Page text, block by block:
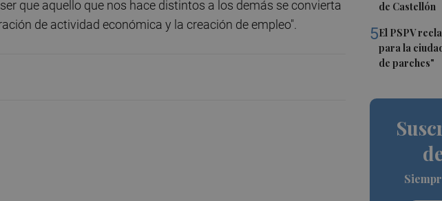
de Castellón
5El PSPV
para la
de parches"
que aquello que nos hace distintos a los demás se convierta
de actividad económica y la creación de empleo".